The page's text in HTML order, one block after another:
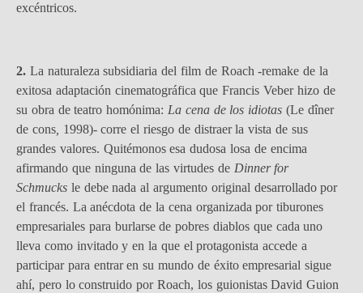
excéntricos.
2. La naturaleza subsidiaria del film de Roach -remake de la
exitosa adaptación cinematográfica que Francis Veber hizo de
su obra de teatro homónima: La cena de los idiotas(Le dîner
de cons, 1998)- corre el riesgo de distraer la vista de sus
grandes valores. Quitémonos esa dudosa losa de encima
afirmando que ninguna de las virtudes de Dinner for
Schmucks le debe nada al argumento original desarrollado por
el francés. La anécdota de la cena organizada por tiburones
empresariales para burlarse de pobres diablos que cada uno
lleva como invitado y en la que el protagonista accede a
participar para entrar en su mundo de éxito empresarial sigue
ahí, pero lo construido por Roach, los guionistas David Guion